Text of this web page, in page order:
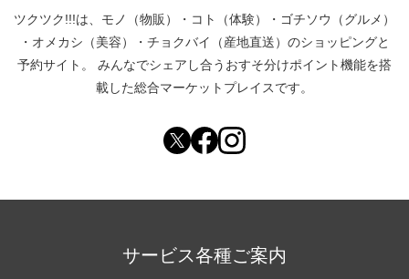
ツクツク!!!は、 モノ（物販） ・ コト（体験） ・ ゴチソウ（グルメ）
・ オメカシ（美容） ・ チョクバイ（産地直送） のショッピングと
予約サイト。
みんなでシェアし合う おすそ分けポイント機能を搭
載した総合マーケットプレイスです。
サービス各種ご案内